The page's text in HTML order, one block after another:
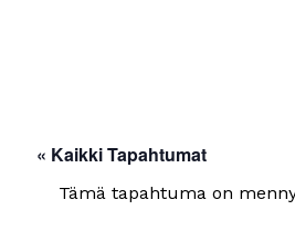
« Kaikki Tapahtumat
Tämä tapahtuma on